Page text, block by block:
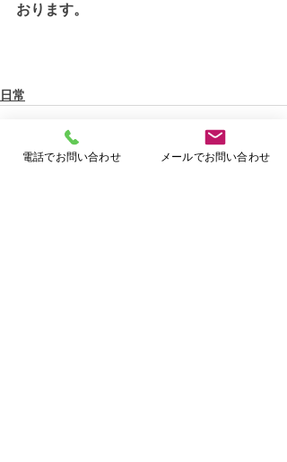
おります。
日常
電話でお問い合わせ メールでお問い合わせ